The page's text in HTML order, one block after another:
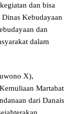
dan bisa
Kebudayaan
dan
dalam
X),
Martabat
dari Danais